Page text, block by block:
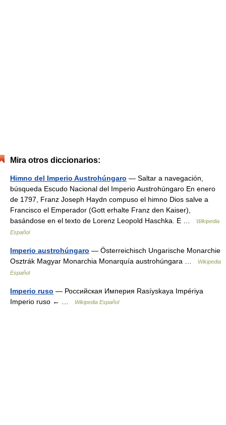
Mira otros diccionarios:
Himno del Imperio Austrohúngaro — Saltar a navegación,
búsqueda Escudo Nacional del Imperio Austrohúngaro En enero
de 1797, Franz Joseph Haydn compuso el himno Dios salve a
Francisco el Emperador (Gott erhalte Franz den Kaiser),
basándose en el texto de Lorenz Leopold Haschka. E …
Wikipedia
Español
Imperio austrohúngaro — Österreichisch Ungarische Monarchie
Osztrák Magyar Monarchia Monarquía austrohúngara …
Wikipedia
Español
Imperio ruso — Российская Империя Rasíyskaya Impériya
Imperio ruso ← …
Wikipedia Español